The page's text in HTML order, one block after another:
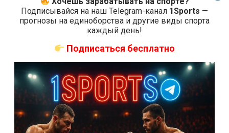
Мозес Итаума — Диллиан Уайт прямая трансляция
6 месяцев тому назад Михаил Маслов
Подписывайся на наш Telegram-канал 1Sports —
прогнозы на единоборства и другие виды спорта
каждый день!
Подписаться бесплатно